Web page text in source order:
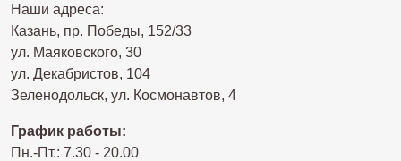
Наши адреса:
Казань, пр. Победы, 152/33
ул. Маяковского, 30
ул. Декабристов, 104
Зеленодольск, ул. Космонавтов, 4
График работы:
Пн.-Пт.: 7.30 - 20.00